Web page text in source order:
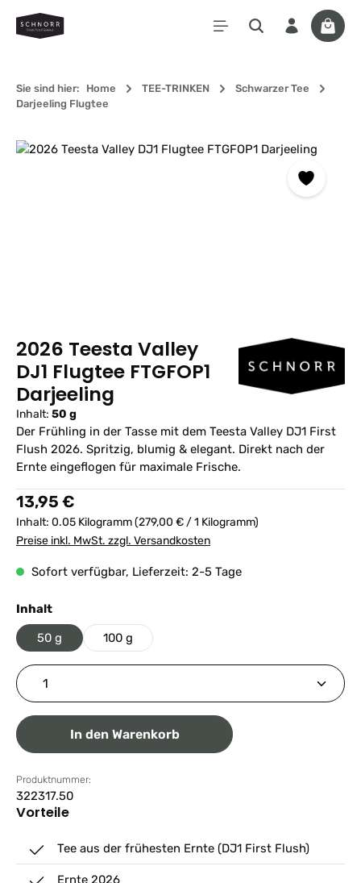
Zum Hauptinhalt springen
Sie sind hier: Home TEE-TRINKEN
Schwarzer Tee
Darjeeling Flugtee
Bildergalerie überspringen
2026 Teesta Valley
DJ1 Flugtee FTGFOP1
Darjeeling
Inhalt: 50 g
Der Frühling in der Tasse mit dem Teesta Valley DJ1 First
Flush 2026. Spritzig, blumig & elegant. Direkt nach der
Ernte eingeflogen für maximale Frische.
Regulärer Preis:
13,95 €
Inhalt: 0.05 Kilogramm(279,00 € / 1 Kilogramm)
Preise inkl. MwSt. zzgl. Versandkosten
Sofort verfügbar, Lieferzeit: 2-5 Tage
Inhaltauswählen
50 g 100 g
Produkt Anzahl: Gib den gewünschten Wert ein
In den Warenkorb
Produktnummer:
322317.50
Vorteile
Tee aus der frühesten Ernte (DJ1 First Flush)
Ernte 2026